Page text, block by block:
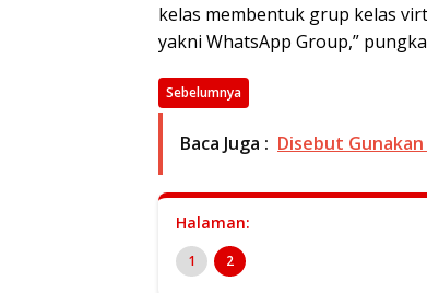
kelas membentuk grup kelas
yakni WhatsApp Group,”
Sebelumnya
Baca Juga : Disebut
Halaman:
1 2